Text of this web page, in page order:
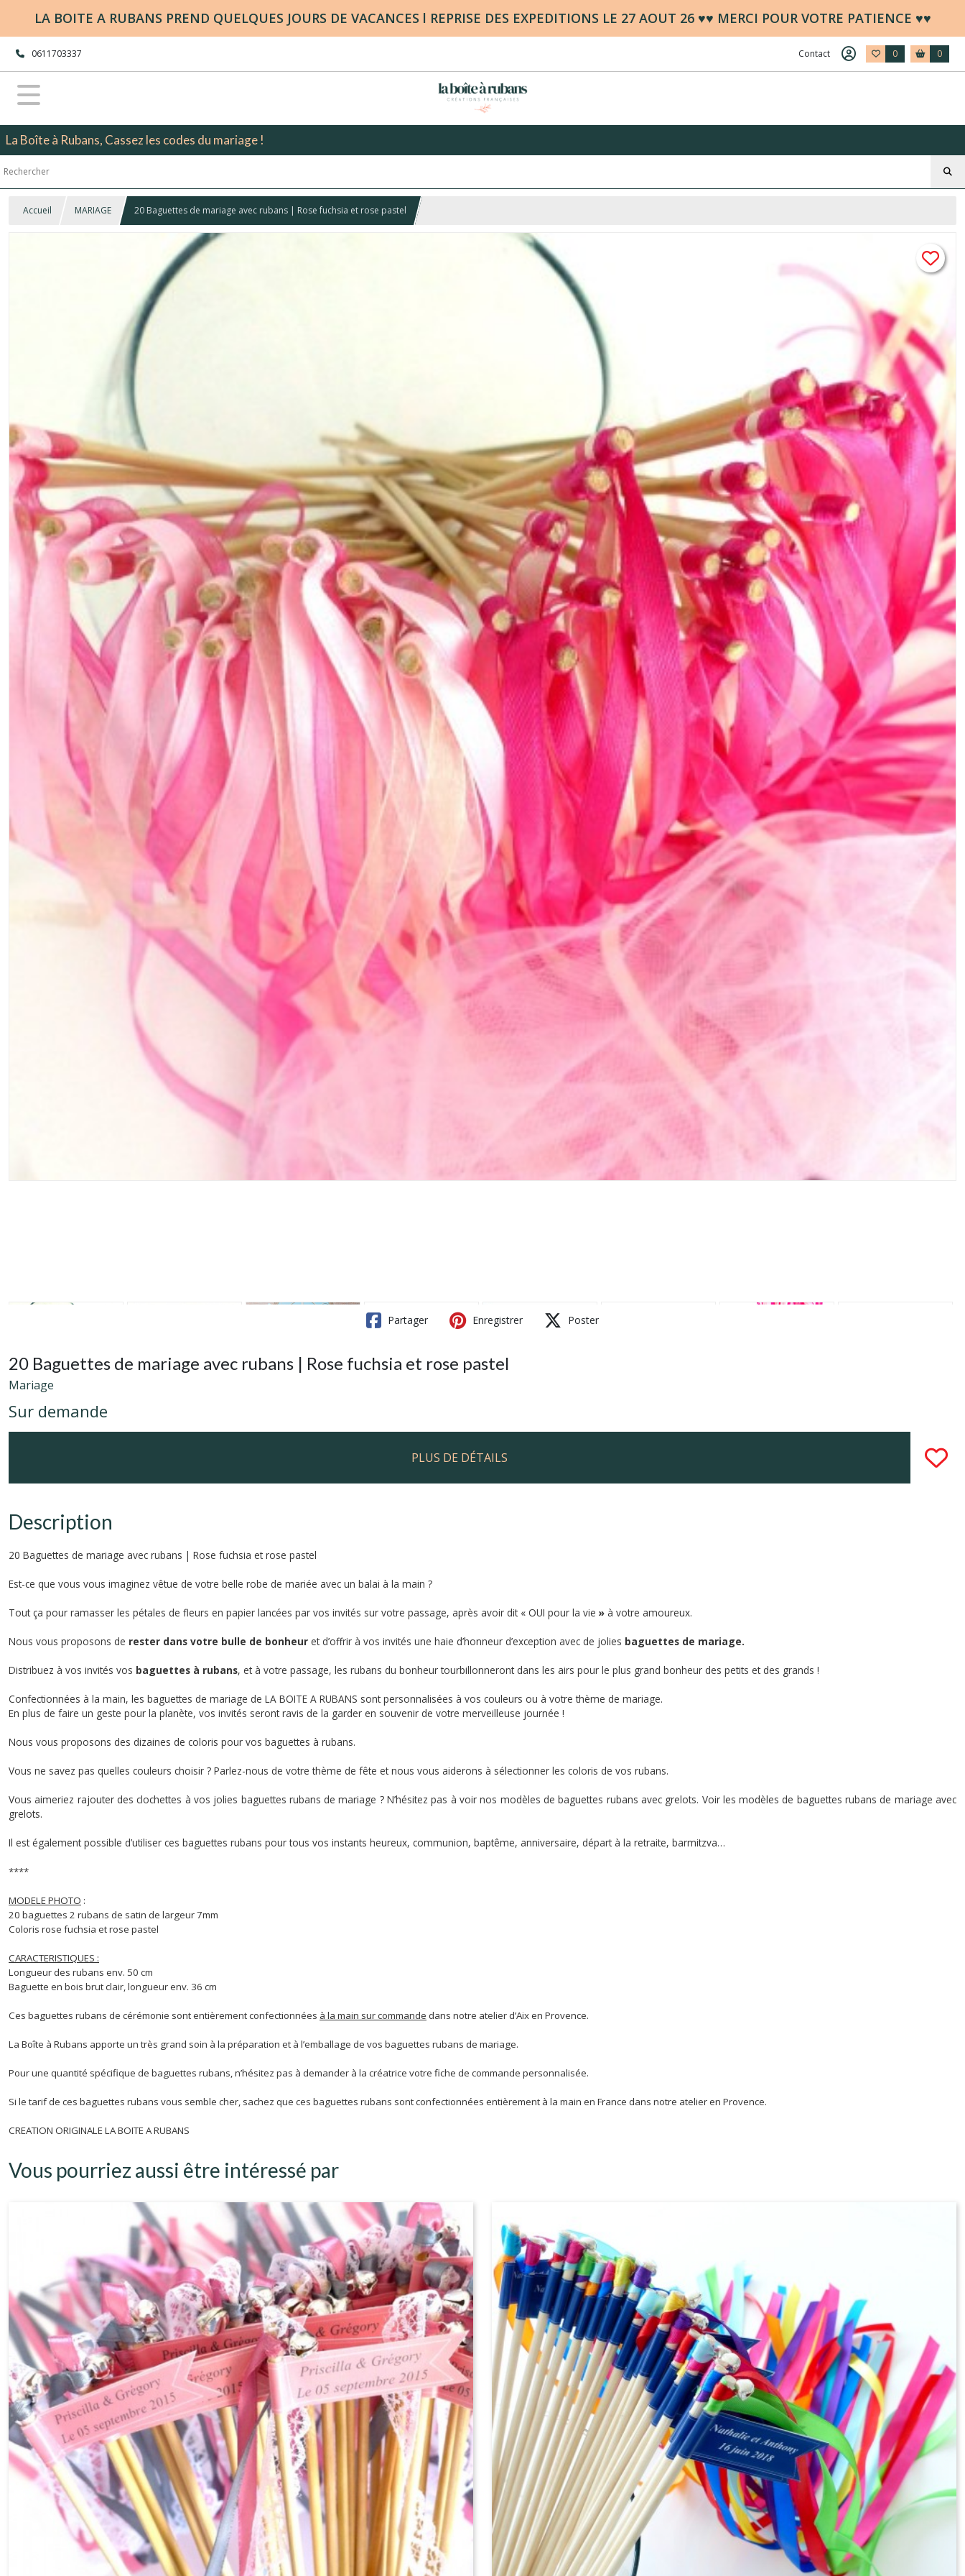
LA BOITE A RUBANS PREND QUELQUES JOURS DE VACANCES l REPRISE DES EXPEDITIONS LE 27 AOUT 26 ♥♥ MERCI POUR VOTRE PATIENCE ♥♥
0611703337 Contact 0 0
La Boîte à Rubans, Cassez les codes du mariage !
Accueil MARIAGE 20 Baguettes de mariage avec rubans | Rose fuchsia et rose pastel
Partager Enregistrer Poster
20 Baguettes de mariage avec rubans | Rose fuchsia et rose pastel
Mariage
Sur demande
PLUS DE DÉTAILS
Description
20 Baguettes de mariage avec rubans | Rose fuchsia et rose pastel
Est-ce que vous vous imaginez vêtue de votre belle robe de mariée avec un balai à la main ?
Tout ça pour ramasser les pétales de fleurs en papier lancées par vos invités sur votre passage, après avoir dit « OUI pour la vie » à votre amoureux.
Nous vous proposons de rester dans votre bulle de bonheur et d’offrir à vos invités une haie d’honneur d’exception avec de jolies baguettes de mariage.
Distribuez à vos invités vos baguettes à rubans, et à votre passage, les rubans du bonheur tourbillonneront dans les airs pour le plus grand bonheur des petits et des grands !
Confectionnées à la main, les baguettes de mariage de LA BOITE A RUBANS sont personnalisées à vos couleurs ou à votre thème de mariage.
En plus de faire un geste pour la planète, vos invités seront ravis de la garder en souvenir de votre merveilleuse journée !
Nous vous proposons des dizaines de coloris pour vos baguettes à rubans.
Vous ne savez pas quelles couleurs choisir ? Parlez-nous de votre thème de fête et nous vous aiderons à sélectionner les coloris de vos rubans.
Vous aimeriez rajouter des clochettes à vos jolies baguettes rubans de mariage ? N’hésitez pas à voir nos modèles de baguettes rubans avec grelots. Voir les modèles de baguettes rubans de mariage avec
grelots.
Il est également possible d’utiliser ces baguettes rubans pour tous vos instants heureux, communion, baptême, anniversaire, départ à la retraite, barmitzva…
****
MODELE PHOTO :
20 baguettes 2 rubans de satin de largeur 7mm
Coloris rose fuchsia et rose pastel
CARACTERISTIQUES :
Longueur des rubans env. 50 cm
Baguette en bois brut clair, longueur env. 36 cm
Ces baguettes rubans de cérémonie sont entièrement confectionnées à la main sur commande dans notre atelier d’Aix en Provence.
La Boîte à Rubans apporte un très grand soin à la préparation et à l’emballage de vos baguettes rubans de mariage.
Pour une quantité spécifique de baguettes rubans, n’hésitez pas à demander à la créatrice votre fiche de commande personnalisée.
Si le tarif de ces baguettes rubans vous semble cher, sachez que ces baguettes rubans sont confectionnées entièrement à la main en France dans notre atelier en Provence.
CREATION ORIGINALE LA BOITE A RUBANS
Vous pourriez aussi être intéressé par